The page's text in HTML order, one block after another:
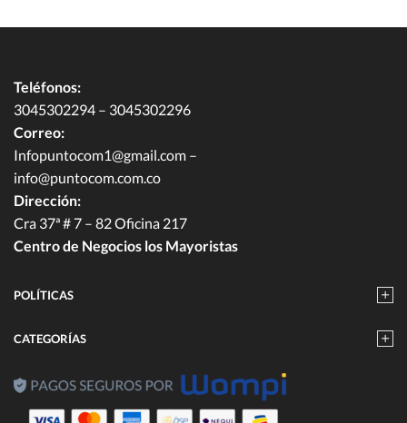
Teléfonos:
3045302294 – 3045302296
Correo:
Infopuntocom1@gmail.com –
info@puntocom.com.co
Dirección:
Cra 37ª # 7 – 82 Oficina 217
Centro de Negocios los Mayoristas
POLÍTICAS
CATEGORÍAS